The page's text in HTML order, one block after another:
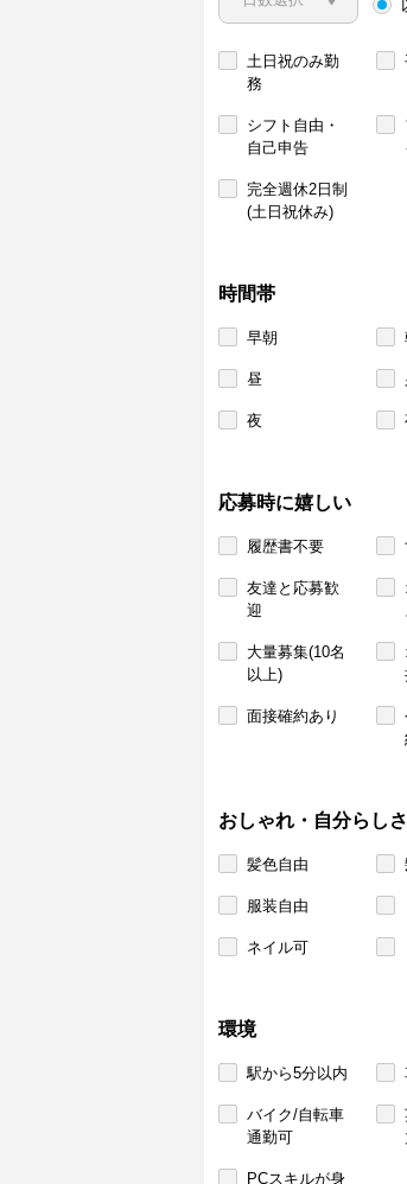
土日祝のみ勤
務
シフト自由・
自己申告
完全週休2日制
(土日祝休み)
時間帯
早朝
昼
夜
応募時に嬉しい
履歴書不要
友達と応募歓
迎
大量募集(10名
以上)
面接確約あり
おしゃれ・自分らしさ
髪色自由
服装自由
ネイル可
環境
駅から5分以内
バイク/自転車
通勤可
PCスキルが身